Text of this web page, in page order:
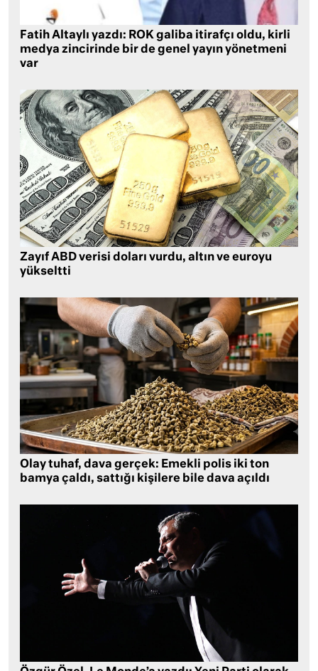
Fatih Altaylı yazdı: ROK galiba itirafçı oldu, kirli
medya zincirinde bir de genel yayın yönetmeni
var
Zayıf ABD verisi doları vurdu, altın ve euroyu
yükseltti
Olay tuhaf, dava gerçek: Emekli polis iki ton
bamya çaldı, sattığı kişilere bile dava açıldı